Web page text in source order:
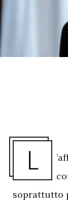
L
soprattutto